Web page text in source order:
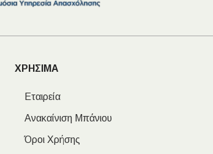
ΧΡΗΣΙΜΑ
Εταιρεία
Ανακαίνιση Μπάνιου
Όροι Χρήσης